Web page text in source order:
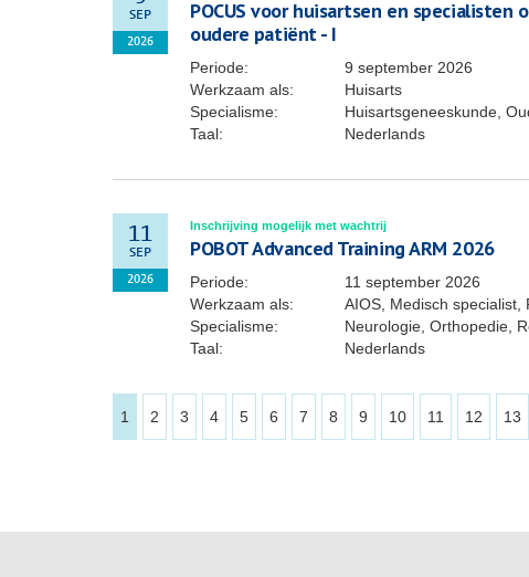
SEP
2026
POCUS voor huisartsen en
oudere patiënt - I
Periode:
9 september 2026
Werkzaam als:
Huisarts
Specialisme:
Huisartsgeneeskunde,
Taal:
Nederlands
11
SEP
2026
Inschrijving mogelijk met wachtrij
POBOT Advanced Training ARM 2026
Periode:
11 september 2026
Werkzaam als:
AIOS, Medisch specialist,
Specialisme:
Neurologie, Orthopedie,
Taal:
Nederlands
1 2 3 4 5 6 7 8 9 10 11 12 13